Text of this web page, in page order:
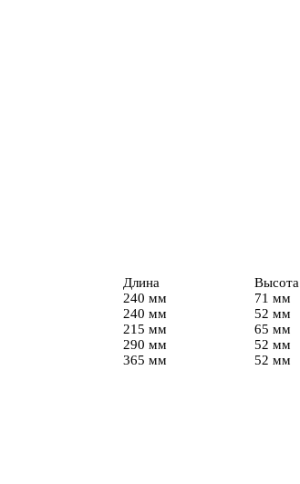
Длина Высота
240 мм 71 мм
240 мм 52 мм
215 мм 65 мм
290 мм 52 мм
365 мм 52 мм